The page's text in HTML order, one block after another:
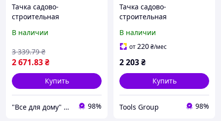
Тачка садово-
строительная
Mastertool 79-9852
В наличии
2 671.83₴
3 339.79 ₴
Купить
"Все для дому" мережа будівельно-господарських магазинів 98%
Тачка садово-
строительная
одноколесная 100 л/180 кг
колесо пневматическое с
подшипник
В наличии
от220₴/мес
2 203₴
Купить
Tools Group 98%